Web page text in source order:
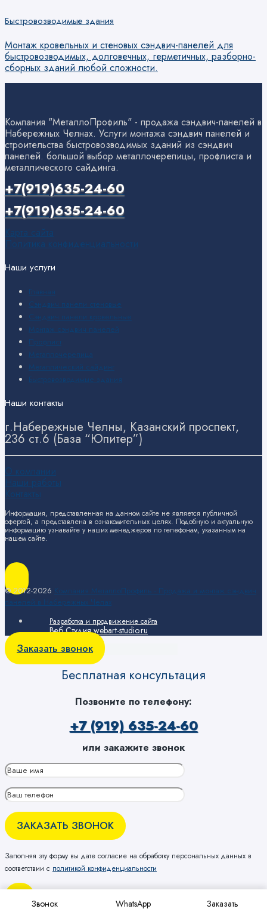
Быстровозводимые здания
Монтаж кровельных и стеновых сэндвич-панелей для
быстровозводимых, долговечных, герметичных, разборно-
сборных зданий любой сложности.
Компания "МеталлоПрофиль" - продажа сэндвич-панелей в
Набережных Челнах. Услуги монтажа сэндвич панелей и
строительства быстровозводимых зданий из сэндвич
панелей. большой выбор металлочерепицы, профлиста и
металлического сайдинга.
+7(919)635-24-60
+7(919)635-24-60
Карта сайта
Политика конфиденциальности
Наши услуги
Главная
Сэндвич панели стеновые
Сэндвич панели кровельные
Монтаж сэндвич панелей
Профлист
Металлочерепица
Металлический сайдинг
Быстровозводимые здания
Наши контакты
г.Набережные Челны, Казанский проспект,
236 ст.6 (База “Юпитер”)
О компании
Наши работы
Контакты
Информация, представленная на данном сайте не является публичной
офертой, а представлена в ознакомительных целях. Подобную и актуальную
информацию узнавайте у наших менеджеров по телефонам, указанным на
нашем сайте.
© 2012-2026 Компания МеталлоПрофиль - Продажа и монтаж сэндвич
панелей в Набережных Челах
Разработка и продвижение сайта
Веб Студия webart-studio.ru
Заказать звонок
Звонок WhatsApp Заказать
Бесплатная консультация
Позвоните по телефону:
+7 (919) 635-24-60
или закажите звонок
Заполняя эту форму вы дате согласие на обработку персональных данных в
соответствии с политикой конфиденциальности